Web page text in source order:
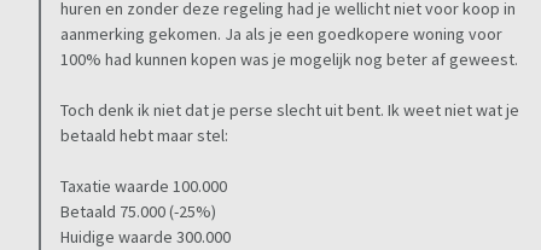
huren en zonder deze regeling had je wellicht niet voor koop in
aanmerking gekomen. Ja als je een goedkopere woning voor
100% had kunnen kopen was je mogelijk nog beter af geweest.
Toch denk ik niet dat je perse slecht uit bent. Ik weet niet wat je
betaald hebt maar stel:
Taxatie waarde 100.000
Betaald 75.000 (-25%)
Huidige waarde 300.000